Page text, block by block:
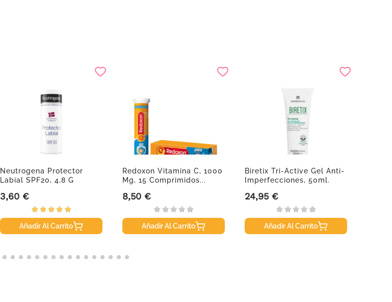
Neutrogena Protector
Labial SPF20, 4,8 G
Precio
3,60 €
Añadir Al Carrito
Redoxon Vitamina C, 1000
Mg, 15 Comprimidos...
Precio
8,50 €
Añadir Al Carrito
Biretix Tri-Active Gel Anti-
Imperfecciones, 50ml.
Precio
24,95 €
Añadir Al Carrito